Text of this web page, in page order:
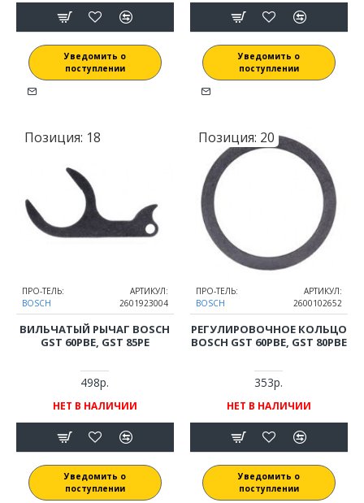
Уведомить о
поступлении
Уведомить о
поступлении
Позиция: 18
ПРО-ТЕЛЬ:
BOSCH
АРТИКУЛ:
2601923004
ВИЛЬЧАТЫЙ РЫЧАГ BOSCH
GST 60PBE, GST 85PE
498р.
НЕТ В НАЛИЧИИ
Уведомить о
поступлении
Позиция: 20
ПРО-ТЕЛЬ:
BOSCH
АРТИКУЛ:
2600102652
РЕГУЛИРОВОЧНОЕ КОЛЬЦО
BOSCH GST 60PBE, GST 80PBE
353р.
НЕТ В НАЛИЧИИ
Уведомить о
поступлении